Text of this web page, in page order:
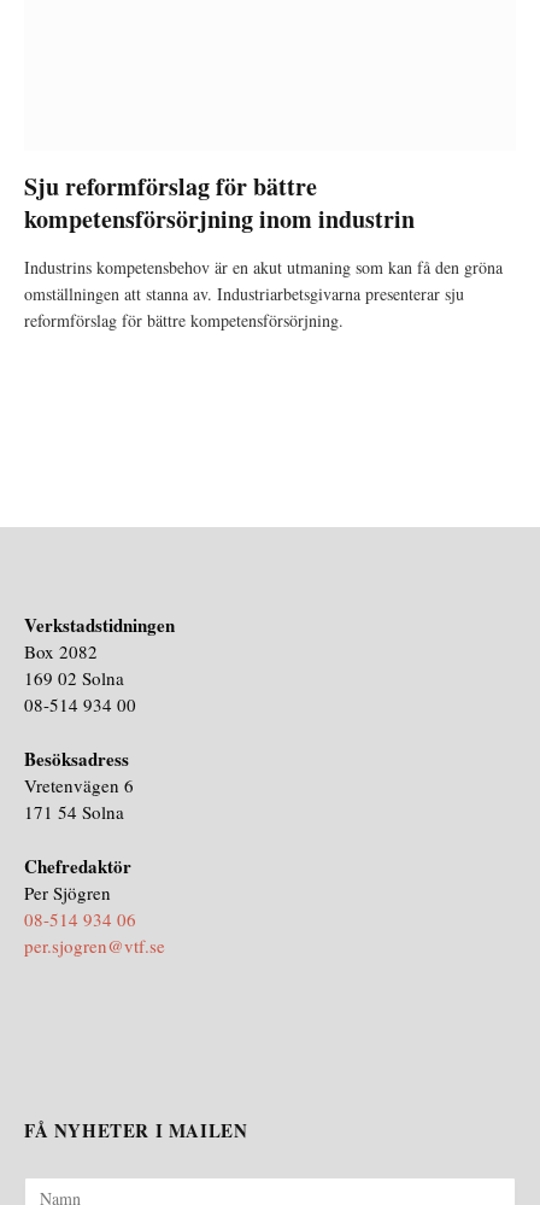
Sju reformförslag för bättre
kompetensförsörjning inom industrin
Industrins kompetensbehov är en akut utmaning som kan få den gröna
omställningen att stanna av. Industriarbetsgivarna presenterar sju
reformförslag för bättre kompetensförsörjning.
Verkstadstidningen
Box 2082
169 02 Solna
08-514 934 00
Besöksadress
Vretenvägen 6
171 54 Solna
Chefredaktör
Per Sjögren
08-514 934 06
per.sjogren@vtf.se
FÅ NYHETER I MAILEN